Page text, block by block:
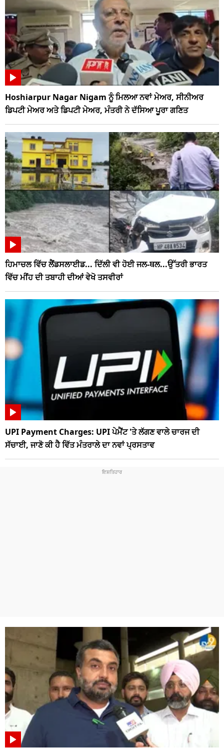
Hoshiarpur Nagar Nigam ਨੂੰ ਮਿਲਆ ਨਵਾਂ ਮੇਅਰ, ਸੀਨੀਅਰ
ਡਿਪਟੀ ਮੇਅਰ ਅਤੇ ਡਿਪਟੀ ਮੇਅਰ, ਮੰਤਰੀ ਨੇ ਦੱਸਿਆ ਪੂਰਾ ਗਣਿਤ
ਹਿਮਾਚਲ ਵਿੱਚ ਲੈਂਡਸਲਾਈਡ... ਦਿੱਲੀ ਵੀ ਹੋਈ ਜਲ-ਥਲ...ਉੱਤਰੀ ਭਾਰਤ
ਵਿੱਚ ਮੀਂਹ ਦੀ ਤਬਾਹੀ ਦੀਆਂ ਵੇਖੋ ਤਸਵੀਰਾਂ
UPI Payment Charges: UPI ਪੇਮੈਂਟ 'ਤੇ ਲੱਗਣ ਵਾਲੇ ਚਾਰਜ ਦੀ
ਸੱਚਾਈ, ਜਾਣੋ ਕੀ ਹੈ ਵਿੱਤ ਮੰਤਰਾਲੇ ਦਾ ਨਵਾਂ ਪ੍ਰਸਤਾਵ